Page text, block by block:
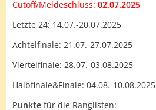
Cutoff/Meldeschluss: 02.07.2025
Letzte 24: 14.07.-20.07.2025
Achtelfinale: 21.07.-27.07.2025
Viertelfinale: 28.07.-03.08.2025
Halbfinale&Finale: 04.08.-10.08.2025
Punkte für die Ranglisten: